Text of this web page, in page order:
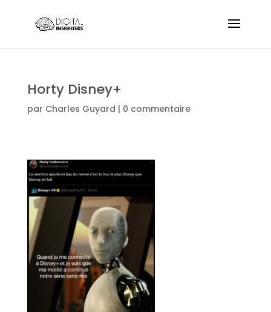
Horty Disney+
par Charles Guyard | 0 commentaire